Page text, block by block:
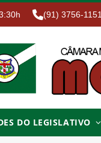
(91) 3756-1151
DO LEGISLATIVO